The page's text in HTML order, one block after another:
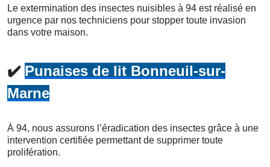
Le extermination des insectes nuisibles à 94 est réalisé en
urgence par nos techniciens pour stopper toute invasion
dans votre maison.
✔️ Punaises de lit Bonneuil-sur-
Marne
À 94, nous assurons l’éradication des insectes grâce à une
intervention certifiée permettant de supprimer toute
prolifération.